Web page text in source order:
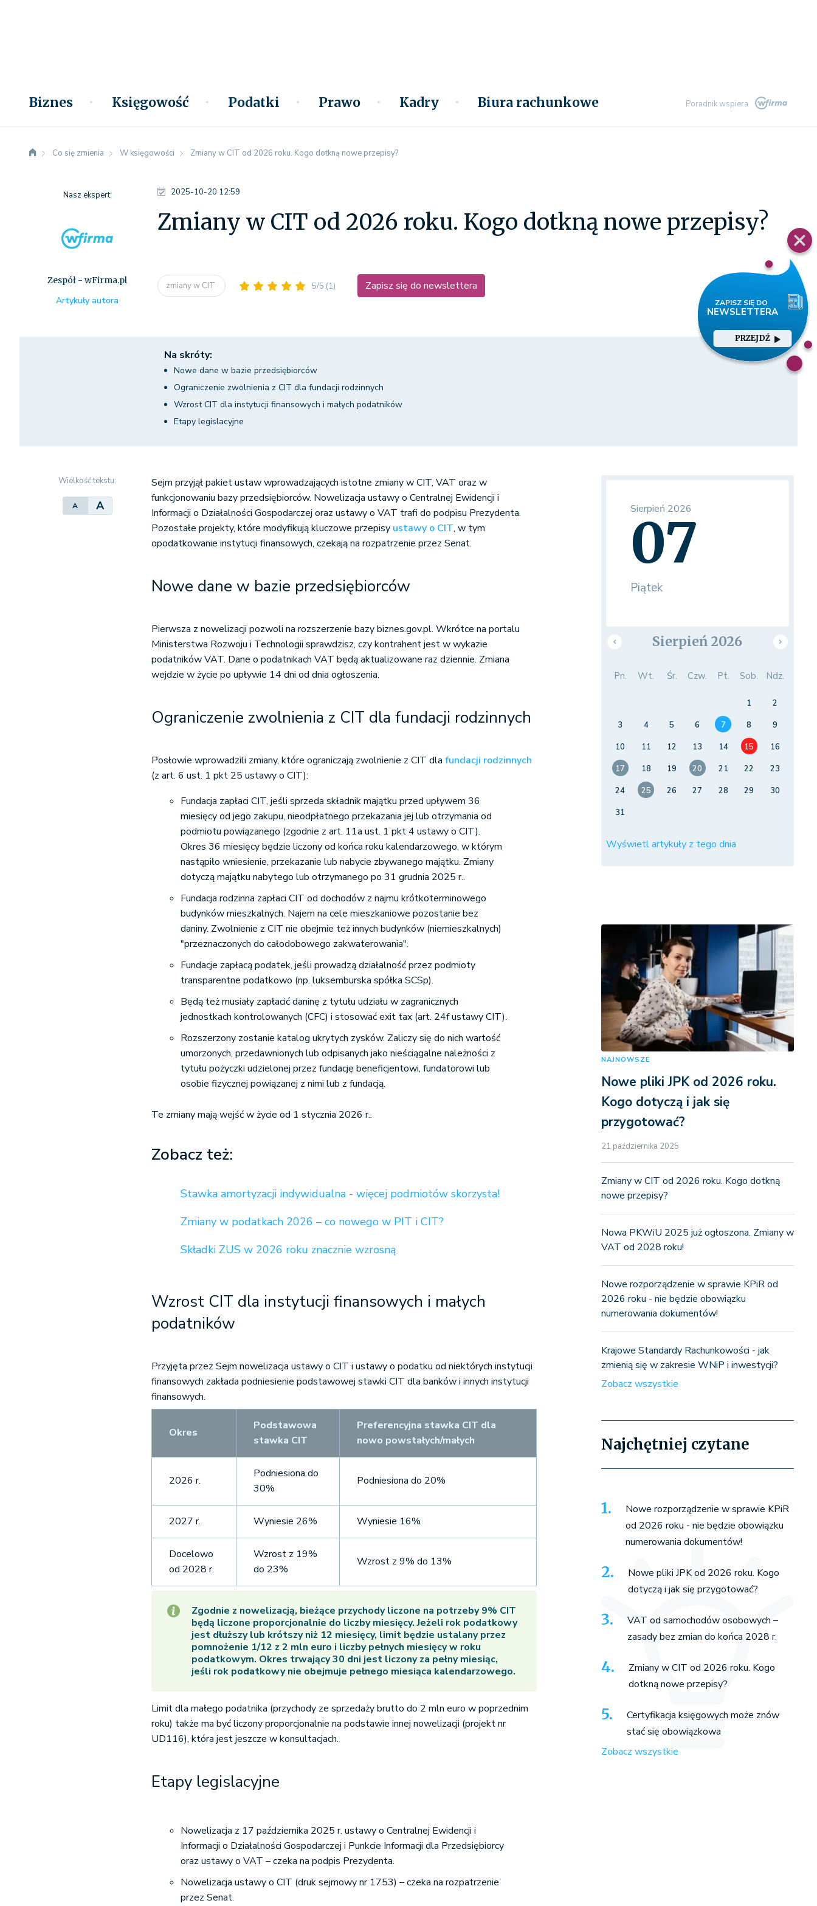
Biznes Księgowość Podatki Prawo Kadry Biura rachunkowe Poradnik wspiera
PRZEJDŹ
Co się zmienia W księgowości Zmiany w CIT od 2026 roku. Kogo dotkną nowe przepisy?
2025-10-20 12:59
Zmiany w CIT od 2026 roku. Kogo dotkną nowe przepisy?
zmiany w CIT 5/5 (1) Zapisz się do newslettera
Nasz ekspert:
Zespół - wFirma.pl
Artykuły autora
Na skróty:
Nowe dane w bazie przedsiębiorców
Ograniczenie zwolnienia z CIT dla fundacji rodzinnych
Wzrost CIT dla instytucji finansowych i małych podatników
Etapy legislacyjne
Wielkość tekstu:
A A
Sejm przyjął pakiet ustaw wprowadzających istotne zmiany w CIT, VAT oraz w
funkcjonowaniu bazy przedsiębiorców. Nowelizacja ustawy o Centralnej Ewidencji i
Informacji o Działalności Gospodarczej oraz ustawy o VAT trafi do podpisu Prezydenta.
Pozostałe projekty, które modyfikują kluczowe przepisy ustawy o CIT, w tym
opodatkowanie instytucji finansowych, czekają na rozpatrzenie przez Senat.
Nowe dane w bazie przedsiębiorców
Pierwsza z nowelizacji pozwoli na rozszerzenie bazy biznes.gov.pl. Wkrótce na portalu
Ministerstwa Rozwoju i Technologii sprawdzisz, czy kontrahent jest w wykazie
podatników VAT. Dane o podatnikach VAT będą aktualizowane raz dziennie. Zmiana
wejdzie w życie po upływie 14 dni od dnia ogłoszenia.
Ograniczenie zwolnienia z CIT dla fundacji rodzinnych
Posłowie wprowadzili zmiany, które ograniczają zwolnienie z CIT dlafundacji rodzinnych
(z art. 6 ust. 1 pkt 25 ustawy o CIT):
Fundacja zapłaci CIT, jeśli sprzeda składnik majątku przed upływem 36
miesięcy od jego zakupu, nieodpłatnego przekazania jej lub otrzymania od
podmiotu powiązanego (zgodnie z art. 11a ust. 1 pkt 4 ustawy o CIT).
Okres 36 miesięcy będzie liczony od końca roku kalendarzowego, w którym
nastąpiło wniesienie, przekazanie lub nabycie zbywanego majątku. Zmiany
dotyczą majątku nabytego lub otrzymanego po 31 grudnia 2025 r..
Fundacja rodzinna zapłaci CIT od dochodów z najmu krótkoterminowego
budynków mieszkalnych. Najem na cele mieszkaniowe pozostanie bez
daniny. Zwolnienie z CIT nie obejmie też innych budynków (niemieszkalnych)
"przeznaczonych do całodobowego zakwaterowania".
Fundacje zapłacą podatek, jeśli prowadzą działalność przez podmioty
transparentne podatkowo (np. luksemburska spółka SCSp).
Będą też musiały zapłacić daninę z tytułu udziału w zagranicznych
jednostkach kontrolowanych (CFC) i stosować exit tax (art. 24f ustawy CIT).
Rozszerzony zostanie katalog ukrytych zysków. Zaliczy się do nich wartość
umorzonych, przedawnionych lub odpisanych jako nieściągalne należności z
tytułu pożyczki udzielonej przez fundację beneficjentowi, fundatorowi lub
osobie fizycznej powiązanej z nimi lub z fundacją.
Te zmiany mają wejść w życie od 1 stycznia 2026 r..
Zobacz też:
Stawka amortyzacji indywidualna - więcej podmiotów skorzysta!
Zmiany w podatkach 2026 – co nowego w PIT i CIT?
Składki ZUS w 2026 roku znacznie wzrosną
Wzrost CIT dla instytucji finansowych i małych
podatników
Przyjęta przez Sejm nowelizacja ustawy o CIT i ustawy o podatku od niektórych instytucji
finansowych zakłada podniesienie podstawowej stawki CIT dla banków i innych instytucji
finansowych.
Okres
Podstawowa
stawka CIT
Preferencyjna stawka CIT dla
nowo powstałych/małych
2026 r.
Podniesiona do
30%
Podniesiona do 20%
2027 r. Wyniesie 26% Wyniesie 16%
Docelowo
od 2028 r.
Wzrost z 19%
do 23%
Wzrost z 9% do 13%
Zgodnie z nowelizacją, bieżące przychody liczone na potrzeby 9% CIT
będą liczone proporcjonalnie do liczby miesięcy. Jeżeli rok podatkowy
jest dłuższy lub krótszy niż 12 miesięcy, limit będzie ustalany przez
pomnożenie 1/12 z 2 mln euro i liczby pełnych miesięcy w roku
podatkowym. Okres trwający 30 dni jest liczony za pełny miesiąc,
jeśli rok podatkowy nie obejmuje pełnego miesiąca kalendarzowego.
Limit dla małego podatnika (przychody ze sprzedaży brutto do 2 mln euro w poprzednim
roku) także ma być liczony proporcjonalnie na podstawie innej nowelizacji (projekt nr
UD116), która jest jeszcze w konsultacjach.
Etapy legislacyjne
Nowelizacja z 17 października 2025 r. ustawy o Centralnej Ewidencji i
Informacji o Działalności Gospodarczej i Punkcie Informacji dla Przedsiębiorcy
oraz ustawy o VAT – czeka na podpis Prezydenta.
Nowelizacja ustawy o CIT (druk sejmowy nr 1753) – czeka na rozpatrzenie
przez Senat.
Sierpień 2026
07
Piątek
Sierpień 2026
Pn. Wt. Śr. Czw. Pt. Sob. Ndz.
1
2
3
4 5 6 7 8
9
10
11 12 13 14 15
16
17
18 19 20 21 22
23
24
25 26 27 28 29
30
31
Wyświetl artykuły z tego dnia
NAJNOWSZE
Nowe pliki JPK od 2026 roku.
Kogo dotyczą i jak się
przygotować?
21 października 2025
Zmiany w CIT od 2026 roku. Kogo dotkną
nowe przepisy?
Nowa PKWiU 2025 już ogłoszona. Zmiany w
VAT od 2028 roku!
Nowe rozporządzenie w sprawie KPiR od
2026 roku - nie będzie obowiązku
numerowania dokumentów!
Krajowe Standardy Rachunkowości - jak
zmienią się w zakresie WNiP i inwestycji?
Zobacz wszystkie
Najchętniej czytane
Nowe rozporządzenie w sprawie KPiR
od 2026 roku - nie będzie obowiązku
numerowania dokumentów!
Nowe pliki JPK od 2026 roku. Kogo
dotyczą i jak się przygotować?
VAT od samochodów osobowych –
zasady bez zmian do końca 2028 r.
Zmiany w CIT od 2026 roku. Kogo
dotkną nowe przepisy?
Certyfikacja księgowych może znów
stać się obowiązkowa
Zobacz wszystkie